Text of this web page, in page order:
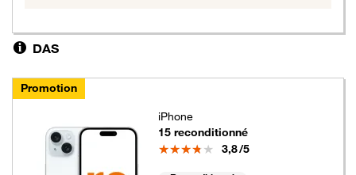
DAS
Promotion
iPhone
15 reconditionné
Note
3,8/5